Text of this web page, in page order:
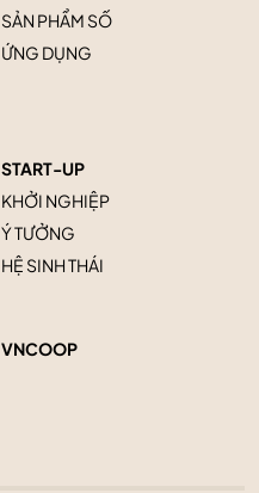
SẢN PHẨM SỐ
ỨNG DỤNG
START-UP
KHỞI NGHIỆP
Ý TƯỞNG
HỆ SINH THÁI
VNCOOP